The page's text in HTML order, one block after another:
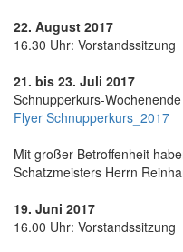
22. August 2017
16.30 Uhr: Vorstandssitzung
21. bis 23. Juli 2017
Schnupperkurs-
Flyer Schnupperkurs_2017
Mit großer Betroffenheit
Schatzmeisters Herrn
19. Juni 2017
16.00 Uhr: Vorstandssitzung